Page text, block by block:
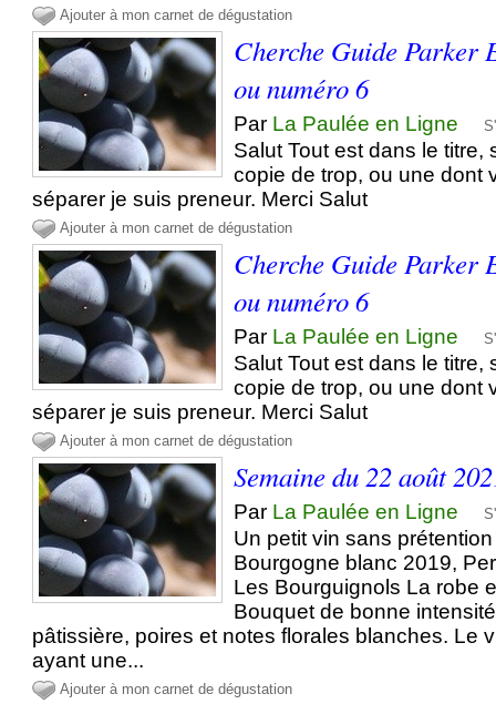
Ajouter à mon carnet de dégustation
Cherche Guide Parker
ou numéro 6
Par La Paulée en Ligne
Salut Tout est dans le titre,
copie de trop, ou une dont
séparer je suis preneur. Merci Salut
Ajouter à mon carnet de dégustation
Cherche Guide Parker
ou numéro 6
Par La Paulée en Ligne
Salut Tout est dans le titre,
copie de trop, ou une dont
séparer je suis preneur. Merci Salut
Ajouter à mon carnet de dégustation
Semaine du 22 août
Par La Paulée en Ligne
Un petit vin sans
Bourgogne blanc 2019,
Les Bourguignols La robe
Bouquet de bonne
pâtissière, poires et notes florales blanches. Le
ayant une...
Ajouter à mon carnet de dégustation